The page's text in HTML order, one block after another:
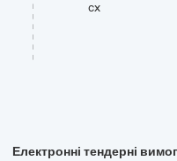
cx
Електронні тендерні